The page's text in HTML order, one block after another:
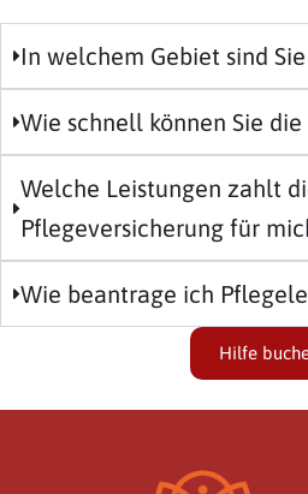
In welchem Gebiet sind
Wie schnell können Sie
Welche Leistungen zahlt
Pflegeversicherung für
Wie beantrage ich
Hilfe